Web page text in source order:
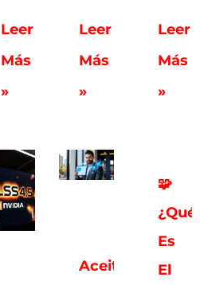
Leer
Más
»
Leer
Más
»
Leer
Más
»
Aceitunas
🧩
¿Qué
Es
El